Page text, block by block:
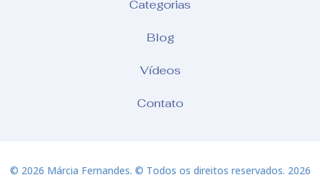
Categorias
Blog
Vídeos
Contato
© 2026 Márcia Fernandes. © Todos os direitos reservados. 2026